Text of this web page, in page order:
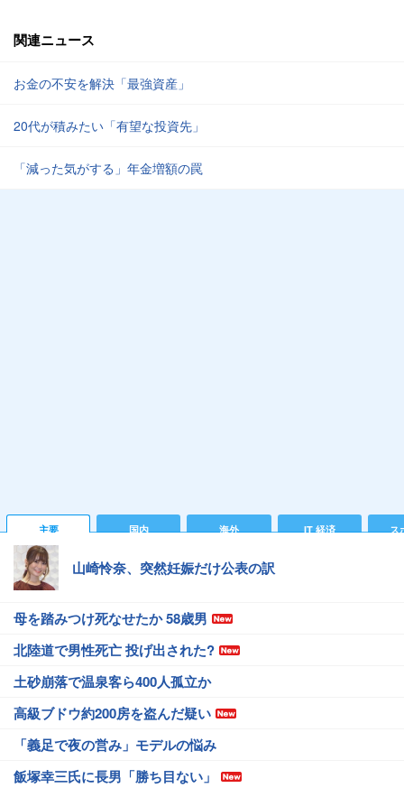
関連ニュース
お金の不安を解決「最強資産」
20代が積みたい「有望な投資先」
「減った気がする」年金増額の罠
主要 国内 海外 IT 経済 ス
山崎怜奈、突然妊娠だけ公表の訳
母を踏みつけ死なせたか 58歳男
北陸道で男性死亡 投げ出された?
土砂崩落で温泉客ら400人孤立か
高級ブドウ約200房を盗んだ疑い
「義足で夜の営み」モデルの悩み
飯塚幸三氏に長男「勝ち目ない」